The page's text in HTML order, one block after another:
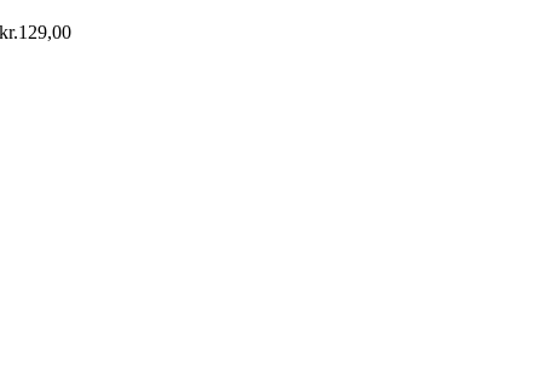
kr.129,00